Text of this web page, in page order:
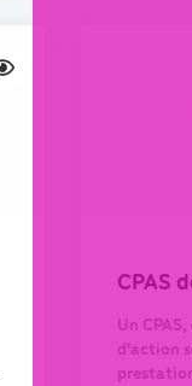
CPAS
Un
d'action